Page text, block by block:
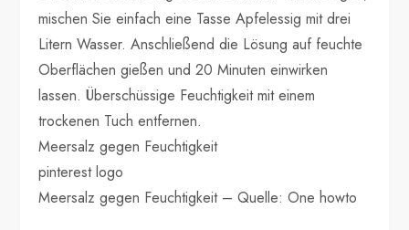
mischen Sie einfach eine Tasse Apfelessig mit drei
Litern Wasser. Anschließend die Lösung auf feuchte
Oberflächen gießen und 20 Minuten einwirken
lassen. Überschüssige Feuchtigkeit mit einem
trockenen Tuch entfernen.
Meersalz gegen Feuchtigkeit
pinterest logo
Meersalz gegen Feuchtigkeit – Quelle: One howto